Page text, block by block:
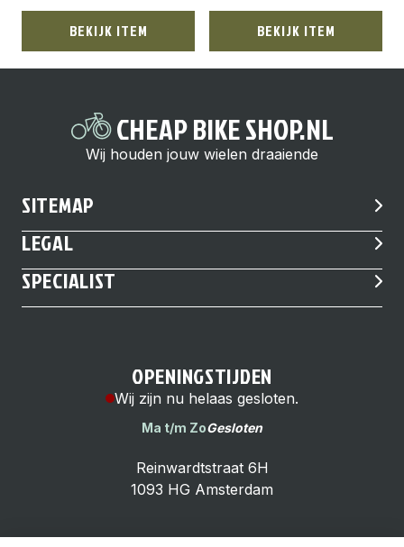
BEKIJK ITEM BEKIJK ITEM
CHEAP BIKE SHOP.NL
Wij houden jouw wielen draaiende
SITEMAP
LEGAL
SPECIALIST
OPENINGSTIJDEN
Wij zijn nu helaas gesloten.
Ma t/m ZoGesloten
Reinwardtstraat 6H
1093 HG Amsterdam